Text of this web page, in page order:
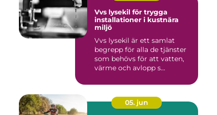
Vvs lysekil för trygga
installationer i kustnära
miljö
Vvs lysekil är ett samlat
begrepp för alla de tjänster
som behövs för att vatten,
värme och avlopp s...
05. jun